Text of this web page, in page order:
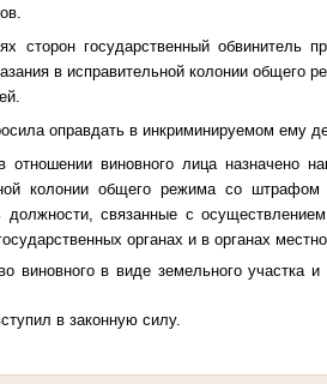
сторон государственный обвинитель
в исправительной колонии общего
оправдать в инкриминируемом ему
отношении виновного лица назначено
колонии общего режима со
связанные с осуществлением
органах и в органах
виновного в виде земельного участка
в законную силу.